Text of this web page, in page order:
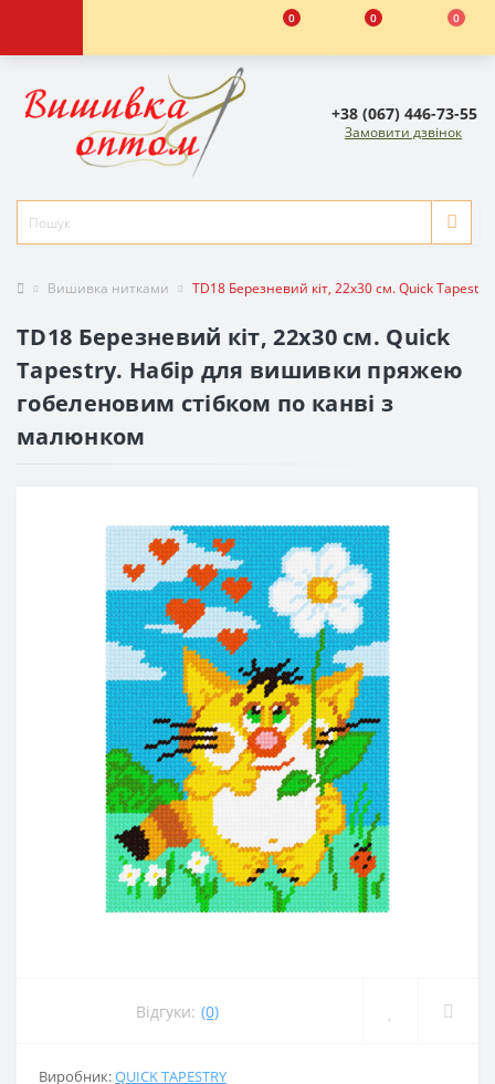
0 0 0
+38 (067) 446-73-55
Замовити дзвінок
Вишивка нитками TD18 Березневий кіт, 22х30 см. Quick
TD18 Березневий кіт, 22х30 см. Quick
Tapestry. Набір для вишивки пряжею
гобеленовим стібком по канві з
малюнком
Відгуки: (0)
Виробник:QUICK TAPESTRY